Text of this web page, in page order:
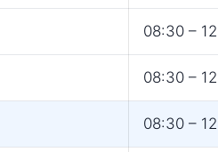
08:30 –
08:30 –
08:30 –